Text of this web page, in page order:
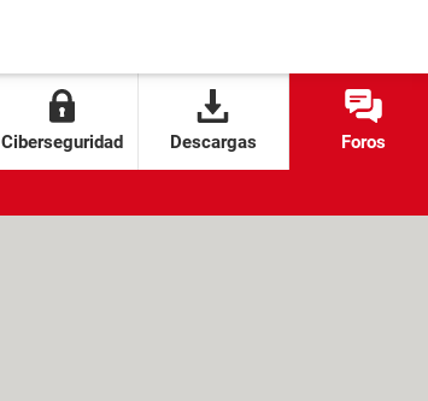
Ciberseguridad Descargas Foros